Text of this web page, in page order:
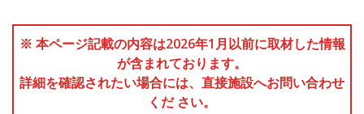
※ 本ページ記載の内容は2026年1月以前に取材した情報
が含まれております。
詳細を確認されたい場合には、直接施設へお問い合わせ
くだ さい。